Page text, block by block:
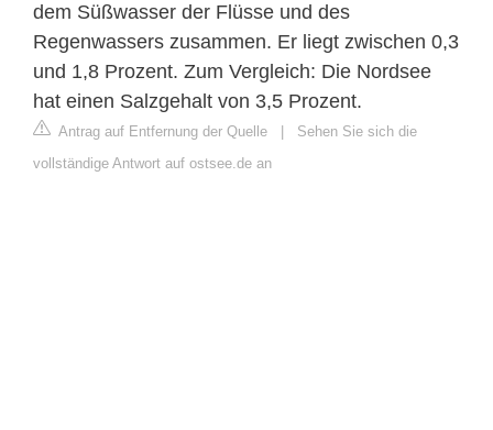
dem Süßwasser der Flüsse und des
Regenwassers zusammen. Er liegt zwischen 0,3
und 1,8 Prozent. Zum Vergleich: Die Nordsee
hat einen Salzgehalt von 3,5 Prozent.
Antrag auf Entfernung der Quelle
Sehen Sie sich die
vollständige Antwort auf ostsee.de an